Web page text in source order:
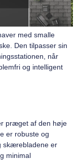
med smalle
Den tilpasser sin
når
og intelligent
præget af den høje
er robuste og
skærebladene er
minimal